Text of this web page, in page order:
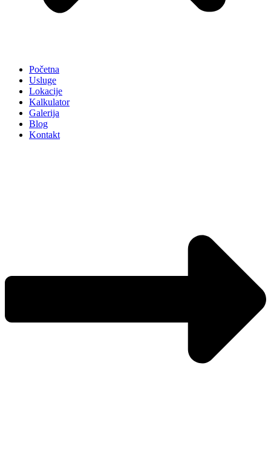
Početna
Usluge
Lokacije
Kalkulator
Galerija
Blog
Kontakt